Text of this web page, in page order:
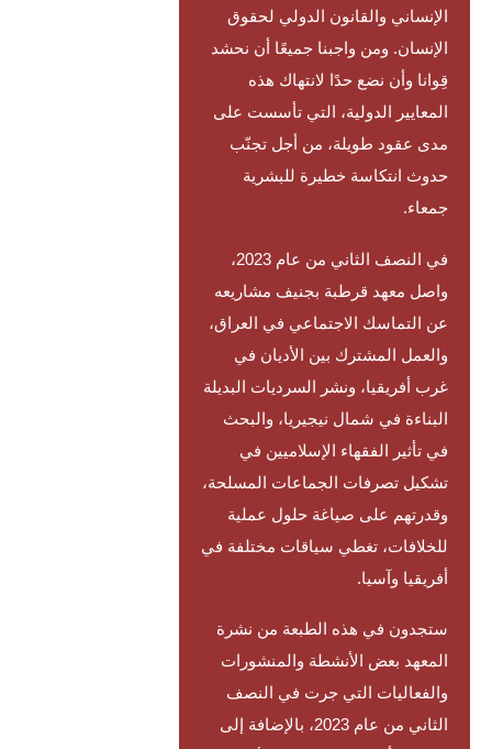
الإنساني والقانون الدولي لحقوق
الإنسان. ومن واجبنا جميعًا أن نحشد
قِوانا وأن نضع حدًا لانتهاك هذه
المعايير الدولية، التي تأسست على
مدى عقود طويلة، من أجل تجنّب
حدوث انتكاسة خطيرة للبشرية
جمعاء.
في النصف الثاني من عام 2023،
واصل معهد قرطبة بجنيف مشاريعه
عن التماسك الاجتماعي في العراق،
والعمل المشترك بين الأديان في
غرب أفريقيا، ونشر السرديات البديلة
البناءة في شمال نيجيريا، والبحث
في تأثير الفقهاء الإسلاميين في
تشكيل تصرفات الجماعات المسلحة،
وقدرتهم على صياغة حلول عملية
للخلافات، تغطي سياقات مختلفة في
أفريقيا وآسيا.
ستجدون في هذه الطبعة من نشرة
المعهد بعض الأنشطة والمنشورات
والفعاليات التي جرت في النصف
الثاني من عام 2023، بالإضافة إلى